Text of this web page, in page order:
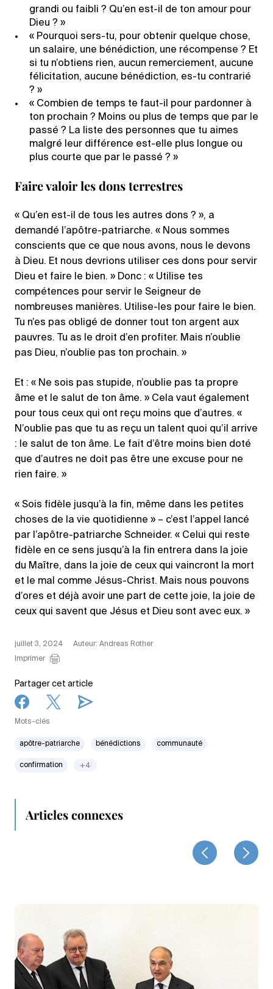
grandi ou faibli ? Qu’en est-il de ton amour pour
Dieu ? »
« Pourquoi sers-tu, pour obtenir quelque chose,
un salaire, une bénédiction, une récompense ? Et
si tu n’obtiens rien, aucun remerciement, aucune
félicitation, aucune bénédiction, es-tu contrarié
? »
« Combien de temps te faut-il pour pardonner à
ton prochain ? Moins ou plus de temps que par le
passé ? La liste des personnes que tu aimes
malgré leur différence est-elle plus longue ou
plus courte que par le passé ? »
Faire valoir les dons terrestres
« Qu’en est-il de tous les autres dons ? », a
demandé l’apôtre-patriarche. « Nous sommes
conscients que ce que nous avons, nous le devons
à Dieu. Et nous devrions utiliser ces dons pour servir
Dieu et faire le bien. » Donc : « Utilise tes
compétences pour servir le Seigneur de
nombreuses manières. Utilise-les pour faire le bien.
Tu n’es pas obligé de donner tout ton argent aux
pauvres. Tu as le droit d’en profiter. Mais n’oublie
pas Dieu, n’oublie pas ton prochain. »
Et : « Ne sois pas stupide, n’oublie pas ta propre
âme et le salut de ton âme. » Cela vaut également
pour tous ceux qui ont reçu moins que d’autres. «
N’oublie pas que tu as reçu un talent quoi qu’il arrive
: le salut de ton âme. Le fait d’être moins bien doté
que d’autres ne doit pas être une excuse pour ne
rien faire. »
« Sois fidèle jusqu’à la fin, même dans les petites
choses de la vie quotidienne » – c’est l’appel lancé
par l’apôtre-patriarche Schneider. « Celui qui reste
fidèle en ce sens jusqu’à la fin entrera dans la joie
du Maître, dans la joie de ceux qui vaincront la mort
et le mal comme Jésus-Christ. Mais nous pouvons
d’ores et déjà avoir une part de cette joie, la joie de
ceux qui savent que Jésus et Dieu sont avec eux. »
juillet 3, 2024
Auteur: Andreas Rother
Imprimer
Partager cet article
Mots-clés
apôtre-patriarche bénédictions communauté
confirmation +4
Articles connexes